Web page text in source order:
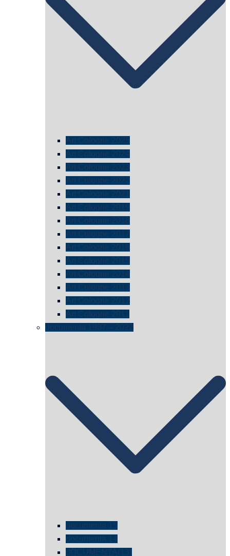
Art Cologne 2025
Art Cologne 2024
Art Cologne 2023
Art Cologne 2022
Art Cologne 2021
Art Cologne 2019
Art Cologne 2018
Art Cologne 2017
Art Cologne 2016
Art Cologne 2015
Art Cologne 2014
Art Cologne 2013
Art Cologne 2012
Art Cologne 2011
documenta 1987 – 2022
documenta 15
documenta 14
dOCUMENTA(13)